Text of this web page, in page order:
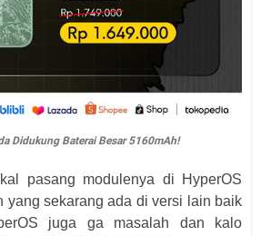
Didukung Baterai Besar 5160mAh!
pasang modulenya di HyperOS
yang sekarang ada di versi lain baik
juga ga masalah dan kalo